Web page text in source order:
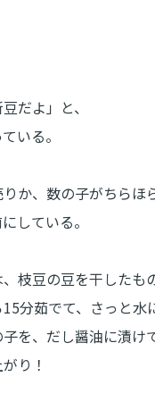
だよ」と、
いる。
か、数の子がちらほ
している。
枝豆の豆を干したも
分茹でて、さっと水
を、だし醤油に漬け
り！